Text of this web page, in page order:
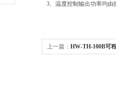
3、温度控制输出功率均
上一篇： HW-TH-100B可